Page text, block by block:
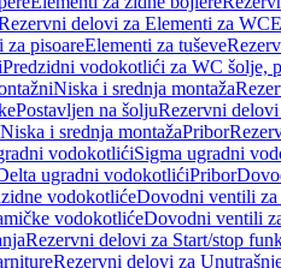
delovi za Elementi za WC
za pisoareElementi za tuševe
Predzidni vodokotlići za WC šolje,
Niska i srednja montaža
Postavljen na šoljuRezervni
Niska i srednja montažaPribor
vodokotlićiSigma ugradni
ugradni vodokotlićiPribor
vodokotlićeDovodni ventili
vodokotlićeDovodni ventili
Rezervni delovi za Start/stop
Rezervni delovi za